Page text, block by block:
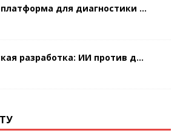
платформа для диагностики ...
разработка: ИИ против д...